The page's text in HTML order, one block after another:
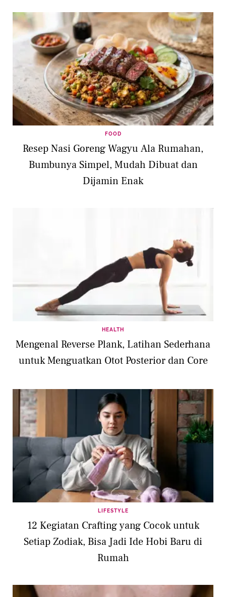
FOOD
Resep Nasi Goreng Wagyu Ala Rumahan,
Bumbunya Simpel, Mudah Dibuat dan
Dijamin Enak
HEALTH
Mengenal Reverse Plank, Latihan Sederhana
untuk Menguatkan Otot Posterior dan Core
LIFESTYLE
12 Kegiatan Crafting yang Cocok untuk
Setiap Zodiak, Bisa Jadi Ide Hobi Baru di
Rumah